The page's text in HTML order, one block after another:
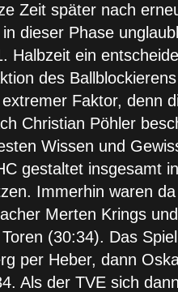
Zeit später nach
dieser Phase
ein
des
Faktor, denn
Christian Pöhler
Wissen und
gestaltet
Immerhin waren
Merten Krings
(30:34). Das
per Heber, dann
Als der TVE sich